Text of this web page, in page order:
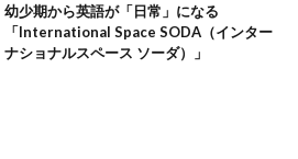
幼少期から英語が「日常」になる
「International Space SODA（インター
ナショナルスペース ソーダ）」